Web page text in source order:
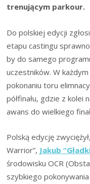
trenującym parkour.
Do polskiej edycji
etapu castingu
by do samego
uczestników. W
pokonaniu toru
półfinału, gdzie z kolei
awans do wielkiego
Polską edycję
Warrior”, Jakub
środowisku OCR
szybkiego